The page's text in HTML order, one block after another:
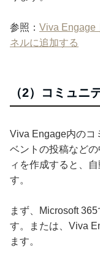
参照： Viva Engage
ネルに追加する
（2）コミュニ
Viva Engage内のコ
ベントの投稿など
ィを作成すると、
す。
まず、Microsoft 365
す。または、Viva
ます。